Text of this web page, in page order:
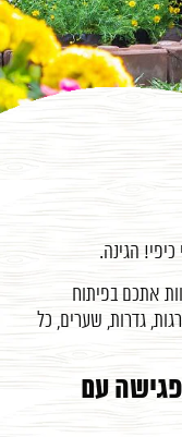
הגינה.
אתכם בפיתוח
גדרות, שערים, כל
עם